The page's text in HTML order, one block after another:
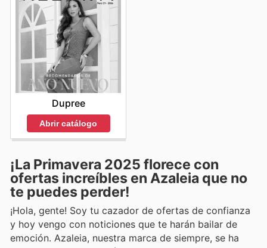
Dupree
Abrir catálogo
¡La Primavera 2025 florece con
ofertas increíbles en Azaleia que no
te puedes perder!
¡Hola, gente! Soy tu cazador de ofertas de confianza
y hoy vengo con noticiones que te harán bailar de
emoción. Azaleia, nuestra marca de siempre, se ha